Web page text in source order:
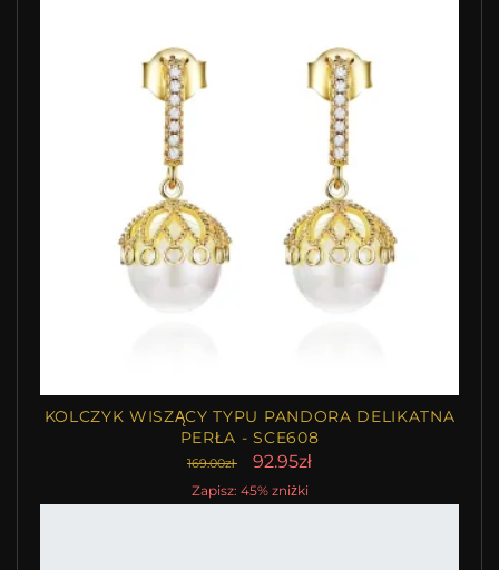
KOLCZYK WISZĄCY TYPU PANDORA DELIKATNA
PERŁA - SCE608
169.00zł 92.95zł
Zapisz: 45% zniżki